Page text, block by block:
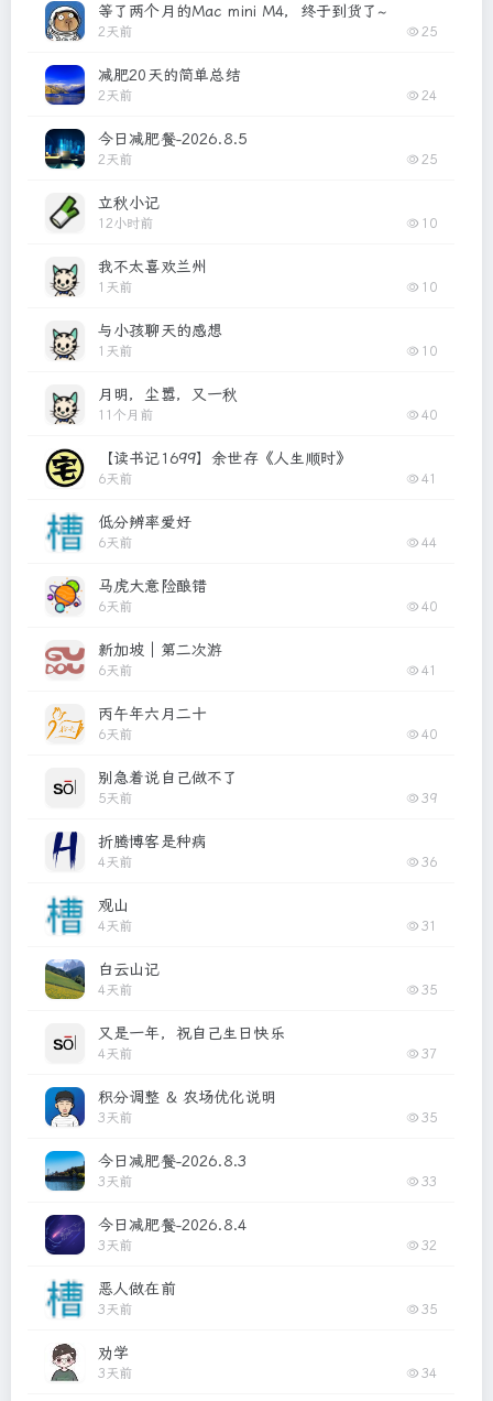
等了两个月的Mac mini M4，终于到货了~
2天前 25
减肥20天的简单总结
2天前 24
今日减肥餐-2026.8.5
2天前 25
立秋小记
12小时前 10
我不太喜欢兰州
1天前 10
与小孩聊天的感想
1天前 10
月明，尘嚣，又一秋
11个月前 40
【读书记1699】余世存《人生顺时》
6天前 41
低分辨率爱好
6天前 44
马虎大意险酿错
6天前 40
新加坡｜第二次游
6天前 41
丙午年六月二十
6天前 40
别急着说自己做不了
5天前 39
折腾博客是种病
4天前 36
观山
4天前 31
白云山记
4天前 35
又是一年，祝自己生日快乐
4天前 37
积分调整 & 农场优化说明
3天前 35
今日减肥餐-2026.8.3
3天前 33
今日减肥餐-2026.8.4
3天前 32
恶人做在前
3天前 35
劝学
3天前 34